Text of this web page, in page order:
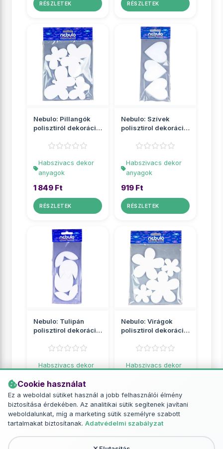
Cookie használat
Ez a weboldal sütiket használ a jobb felhasználói élmény
biztosítása érdekében. Az analitikai sütik segítenek javítani
weboldalunkat, míg a marketing sütik személyre szabott
tartalmakat biztosítanak. Adatvédelmi szabályzat
RÉSZLETEK RÉSZLETEK
Nebulo: Pillangók
polisztiról dekoráció
Habszivacs dekor
anyagok
1 849 Ft
RÉSZLETEK
Nebulo: Szívek
polisztirol dekoráció
Habszivacs dekor
anyagok
919 Ft
RÉSZLETEK
Nebulo: Tulipán
polisztirol dekoráció
Habszivacs dekor
919 Ft
RÉSZLETEK
Nebulo: Virágok
polisztirol dekoráció
Habszivacs dekor
1 849 Ft
RÉSZLETEK